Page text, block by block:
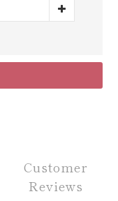
Customer
Reviews